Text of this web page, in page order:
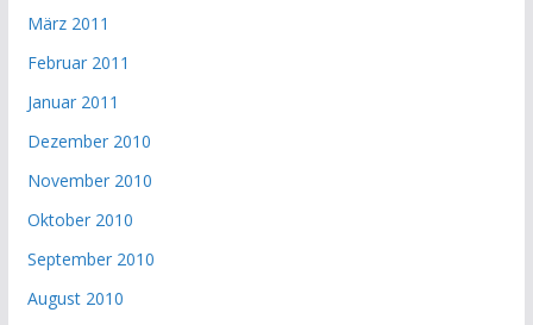
März 2011
Februar 2011
Januar 2011
Dezember 2010
November 2010
Oktober 2010
September 2010
August 2010